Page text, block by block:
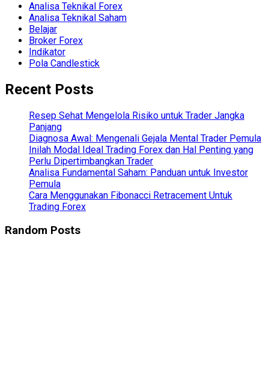
Analisa Teknikal Forex
Analisa Teknikal Saham
Belajar
Broker Forex
Indikator
Pola Candlestick
Recent Posts
Resep Sehat Mengelola Risiko untuk Trader Jangka
Panjang
Diagnosa Awal: Mengenali Gejala Mental Trader Pemula
Inilah Modal Ideal Trading Forex dan Hal Penting yang
Perlu Dipertimbangkan Trader
Analisa Fundamental Saham: Panduan untuk Investor
Pemula
Cara Menggunakan Fibonacci Retracement Untuk
Trading Forex
Random Posts